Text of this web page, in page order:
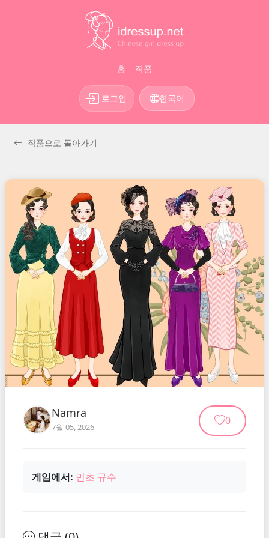
홈 작품
로그인 한국어
작품으로 돌아가기
Namra
7월 05, 2026 0
게임에서: 민초 규수